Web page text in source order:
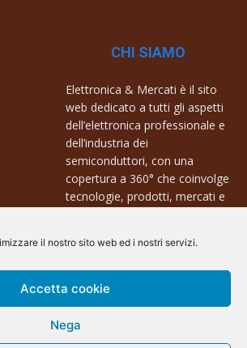
il nostro sito web ed i nostri servizi.
Accetta cookie
Nega
CHI SIAMO
Elettronica & Mercati è il sito
web dedicato a tutti gli aspetti
dell’elettronica professionale e
dell’industria dei
semiconduttori, con una
copertura a 360° che coinvolge
tecnologie, prodotti, mercati e
Contatti:
info@arscommunication.it